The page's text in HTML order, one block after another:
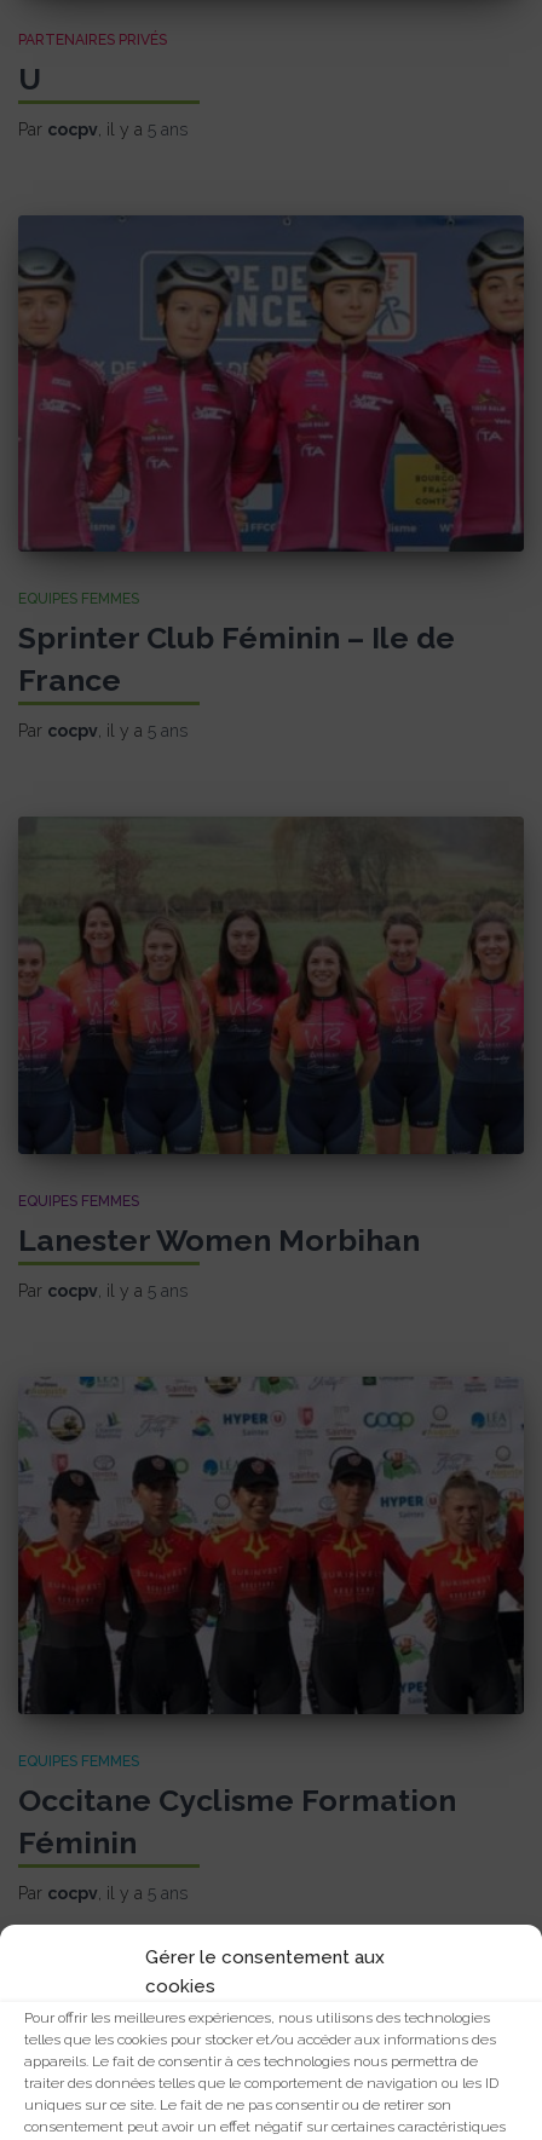
Gérer le consentement aux
cookies
Pour offrir les meilleures expériences, nous utilisons des technologies
telles que les cookies pour stocker et/ou accéder aux informations des
appareils. Le fait de consentir à ces technologies nous permettra de
traiter des données telles que le comportement de navigation ou les ID
uniques sur ce site. Le fait de ne pas consentir ou de retirer son
consentement peut avoir un effet négatif sur certaines caractéristiques
PARTENAIRES PRIVÉS
U
Par cocpv , il y a 5 ans
EQUIPES FEMMES
Sprinter Club Féminin – Ile de
France
Par cocpv, il y a 5 ans
EQUIPES FEMMES
Lanester Women Morbihan
Par cocpv , il y a 5 ans
EQUIPES FEMMES
Occitane Cyclisme Formation
Féminin
Par cocpv , il y a 5 ans